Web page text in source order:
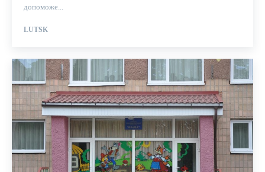
допоможе...
LUTSK